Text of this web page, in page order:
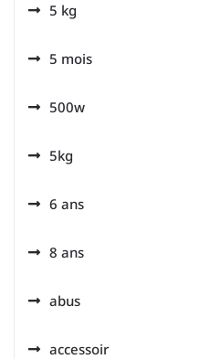
5 kg
5 mois
500w
5kg
6 ans
8 ans
abus
accessoir